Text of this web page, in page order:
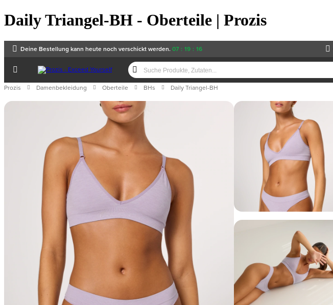
Daily Triangel-BH - Oberteile | Prozis
07 : 19 : 16
Deine Bestellung kann heute noch verschickt werden.
Prozis Damenbekleidung Oberteile BHs Daily Triangel-BH